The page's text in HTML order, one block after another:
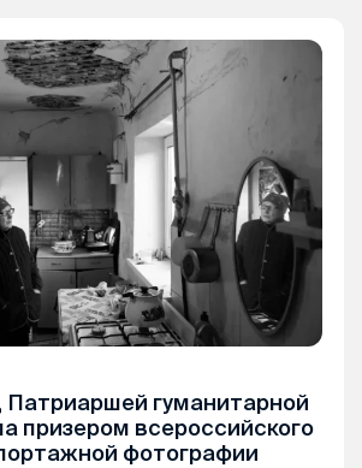
гуманитарной
призером всероссийского
фотографии